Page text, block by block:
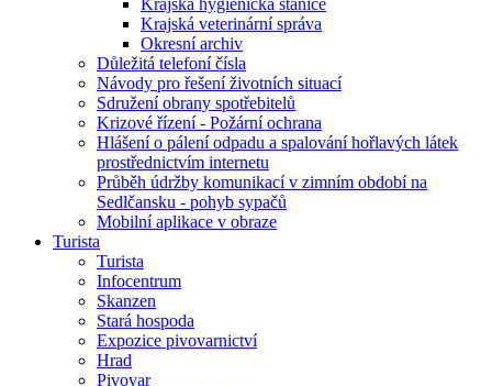
Krajská hygienická stanice
Krajská veterinární správa
Okresní archiv
Důležitá telefoní čísla
Návody pro řešení životních situací
Sdružení obrany spotřebitelů
Krizové řízení - Požární ochrana
Hlášení o pálení odpadu a spalování hořlavých látek
prostřednictvím internetu
Průběh údržby komunikací v zimním období na
Sedlčansku - pohyb sypačů
Mobilní aplikace v obraze
Turista
Turista
Infocentrum
Skanzen
Stará hospoda
Expozice pivovarnictví
Hrad
Pivovar